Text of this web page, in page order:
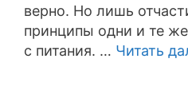
верно. Но лишь
принципы одни и те
с питания. … Читать